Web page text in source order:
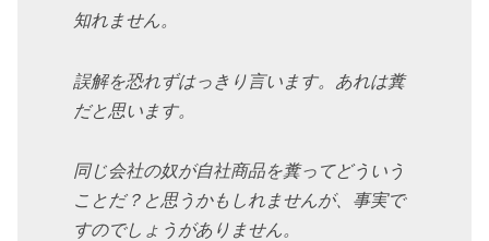
知れません。
誤解を恐れずはっきり言います。あれは糞
だと思います。
同じ会社の奴が自社商品を糞ってどういう
ことだ？と思うかもしれませんが、事実で
すのでしょうがありません。